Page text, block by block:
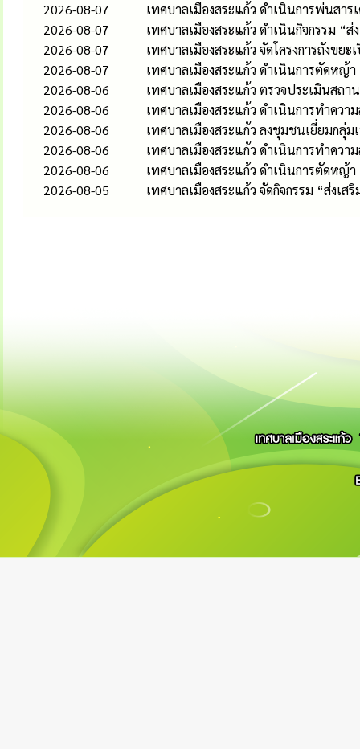
2026-08-07
เทศบาลเมืองสระแก้ว ดำเนินการพ่นสา
2026-08-07
เทศบาลเมืองสระแก้ว ดำเนินกิจกรรม “
2026-08-07
เทศบาลเมืองสระแก้ว จัดโครงการถังขยะ
2026-08-07
เทศบาลเมืองสระแก้ว ดำเนินการตัดหญ้า
2026-08-06
เทศบาลเมืองสระแก้ว ตรวจประเมินสถ
2026-08-06
เทศบาลเมืองสระแก้ว ดำเนินการทำควา
2026-08-06
เทศบาลเมืองสระแก้ว ลงชุมชนเยี่ยมกลุ่ม
2026-08-06
เทศบาลเมืองสระแก้ว ดำเนินการทำควา
2026-08-06
เทศบาลเมืองสระแก้ว ดำเนินการตัดหญ้า
2026-08-05
เทศบาลเมืองสระแก้ว จัดกิจกรรม “ส่งเ